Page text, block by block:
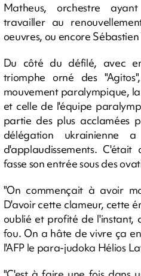
Matheus, orchestre
travailler au
oeuvres, ou encore
Du côté du défilé, avec
triomphe orné des
mouvement paralympique,
et celle de l'équipe
partie des plus acclamées
délégation ukrainienne
d'applaudissements.
fasse son entrée sous des
"On commençait à avoir
D'avoir cette clameur, cette
oublié et profité de l'instant,
fou. On a hâte de vivre ça
l'AFP le para-judoka Hélios